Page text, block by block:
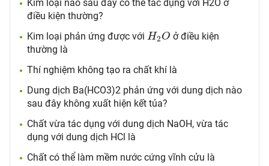
Kim loại nào sau đây có thể tác dụng với H2O ở
điều kiện thường?
Kim loại phản ứng được với H2O
H2 O ở điều kiện
thường là
Thí nghiệm không tạo ra chất khí là
Dung dịch Ba(HCO3)2 phản ứng với dung dịch nào
sau đây không xuất hiện kết tủa?
Chất vừa tác dụng với dung dịch NaOH, vừa tác
dụng với dung dịch HCl là
Chất có thể làm mềm nước cứng vĩnh cửu là